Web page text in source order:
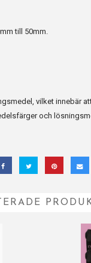
till 50mm.
vilket innebär
och